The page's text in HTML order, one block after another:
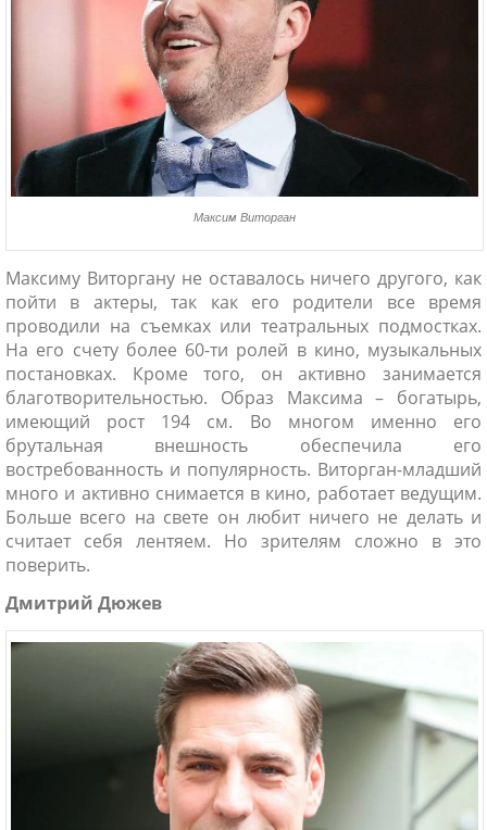
Максим Виторган
Максиму Виторгану не оставалось ничего другого, как
пойти в актеры, так как его родители все время
проводили на съемках или театральных подмостках.
На его счету более 60-ти ролей в кино, музыкальных
постановках. Кроме того, он активно занимается
благотворительностью. Образ Максима – богатырь,
имеющий рост 194 см. Во многом именно его
брутальная внешность обеспечила его
востребованность и популярность. Виторган-младший
много и активно снимается в кино, работает ведущим.
Больше всего на свете он любит ничего не делать и
считает себя лентяем. Но зрителям сложно в это
поверить.
Дмитрий Дюжев